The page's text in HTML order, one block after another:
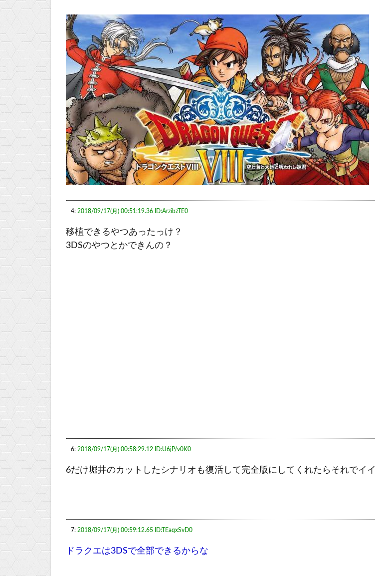
4: 2018/09/17(月) 00:51:19.36 ID:ArzibzTE0
移植できるやつあったっけ？
3DSのやつとかできんの？
6: 2018/09/17(月) 00:58:29.12 ID:U6jP/v0K0
6だけ堀井のカットしたシナリオも復活して完全版にしてくれたらそれでイイ
7: 2018/09/17(月) 00:59:12.65 ID:TEaqxSvD0
ドラクエは3DSで全部できるからな